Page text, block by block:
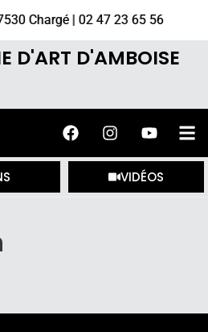
Chargé | 02 47 23 65 56
D'ART D'AMBOISE
VIDÉOS